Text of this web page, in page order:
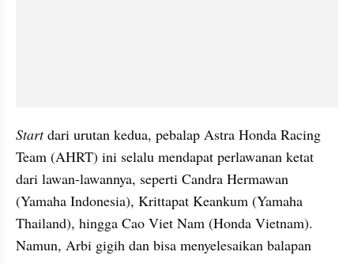
Start dari urutan kedua, pebalap Astra Honda Racing
Team (AHRT) ini selalu mendapat perlawanan ketat
dari lawan-lawannya, seperti Candra Hermawan
(Yamaha Indonesia), Krittapat Keankum (Yamaha
Thailand), hingga Cao Viet Nam (Honda Vietnam).
Namun, Arbi gigih dan bisa menyelesaikan balapan